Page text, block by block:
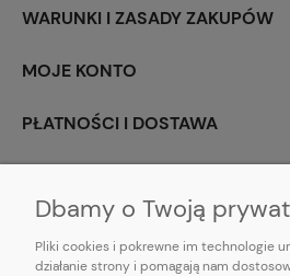
WARUNKI I ZASADY ZAKUPÓW
MOJE KONTO
PŁATNOŚCI I DOSTAWA
Dbamy o Twoją
Pliki cookies i pokrewne im technologie
działanie strony i pomagają nam